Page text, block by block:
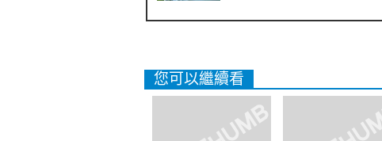
您可以繼續看